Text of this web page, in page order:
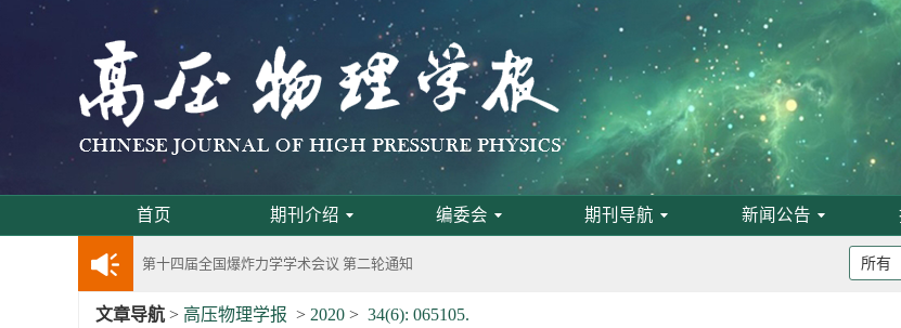
首页 期刊介绍 编委会 期刊导航 新闻公告
《高压物理学报》将于2025年1月由双月刊变更为月刊
动载下材料物性机器学习与高通量研究专刊征稿启事
《高压物理学报》第二届青年编委会招募启事
《高压物理学报》2023年度优秀审稿人和优秀论文评选结果
第十四届全国爆炸力学学术会议 第二轮通知
第二十一届中国高压科学学术会议第一轮通知
文章导航 > 高压物理学报 > 2020 > 34(6): 065105.